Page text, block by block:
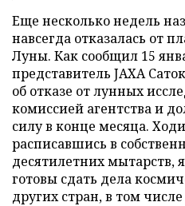
Еще несколько недель
навсегда отказалась от
Луны. Как сообщил 15
представитель JAXA
об отказе от лунных
комиссией агентства и
силу в конце месяца.
расписавшись в
десятилетних мытарств,
готовы сдать дела
других стран, в том